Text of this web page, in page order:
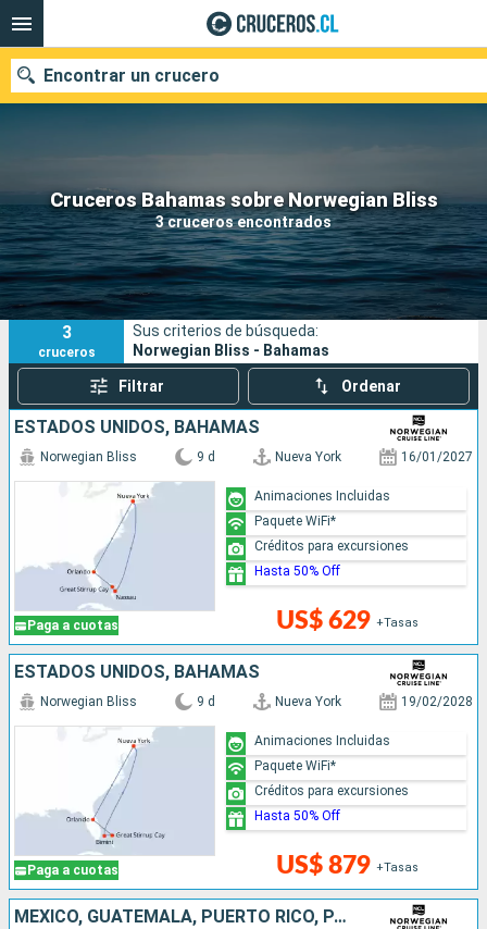
Cruceros Bahamas sobre Norwegian Bliss
3 cruceros encontrados
Encontrar un crucero
Nuestros destinos
Fecha de salida
Puertos Compañías
Buscar
3
cruceros
Sus criterios de búsqueda:
Norwegian Bliss - Bahamas
Filtrar Ordenar
ESTADOS UNIDOS, BAHAMAS
Paga a cuotas
Norwegian Bliss 9 d Nueva York 16/01/2027
US$ 629 +Tasas
Animaciones Incluidas
Paquete WiFi*
Créditos para excursiones
Hasta 50% Off
ESTADOS UNIDOS, BAHAMAS
Paga a cuotas
Norwegian Bliss 9 d Nueva York 19/02/2028
US$ 879 +Tasas
Animaciones Incluidas
Paquete WiFi*
Créditos para excursiones
Hasta 50% Off
MÉXICO, GUATEMALA, PUERTO RICO, PANAMÁ, COLOMBIA, JAMAICA, ESTADOS UNIDOS